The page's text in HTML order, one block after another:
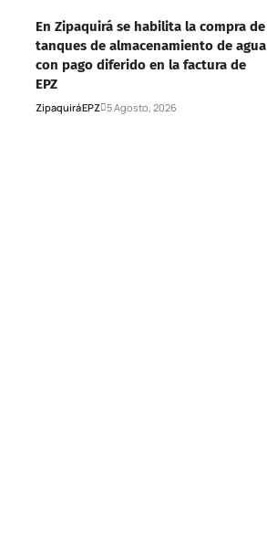
En Zipaquirá se habilita la compra de
tanques de almacenamiento de agua
con pago diferido en la factura de
EPZ
ZipaquiráEPZ 5 Agosto, 2026